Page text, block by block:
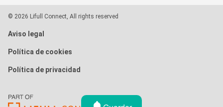
© 2026 Lifull Connect, All rights reserved
Aviso legal
Política de cookies
Política de privacidad